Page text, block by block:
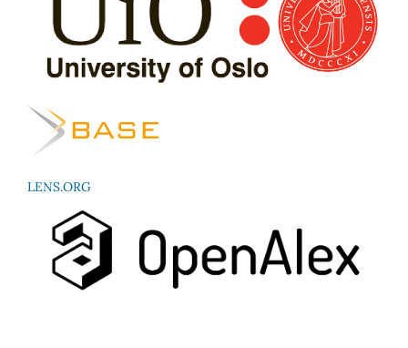
LENS.ORG